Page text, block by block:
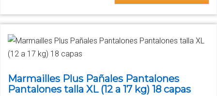
Marmailles Plus Pañales Pantalones
Pantalones talla XL (12 a 17 kg) 18 capas